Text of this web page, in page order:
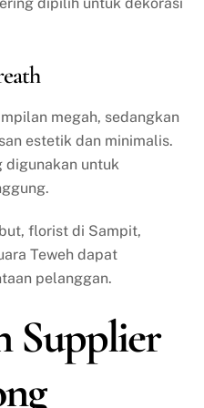
megah, sedangkan
estetik dan minimalis.
digunakan untuk
florist di Sampit,
Teweh dapat
pelanggan.
Supplier